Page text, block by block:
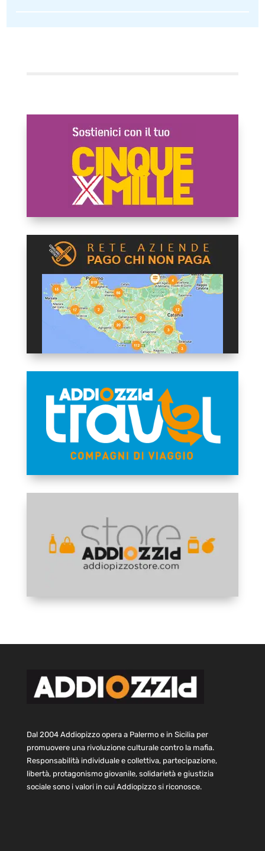
Dal 2004 Addiopizzo opera a Palermo e in Sicilia per
promuovere una rivoluzione culturale contro la mafia.
Responsabilità individuale e collettiva, partecipazione,
libertà, protagonismo giovanile, solidarietà e giustizia
sociale sono i valori in cui Addiopizzo si riconosce.